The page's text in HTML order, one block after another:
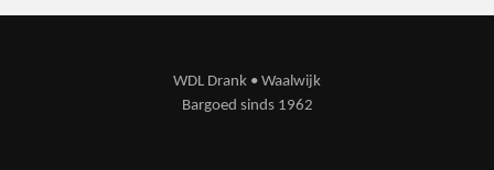
WDL Drank • Waalwijk
Bargoed sinds 1962